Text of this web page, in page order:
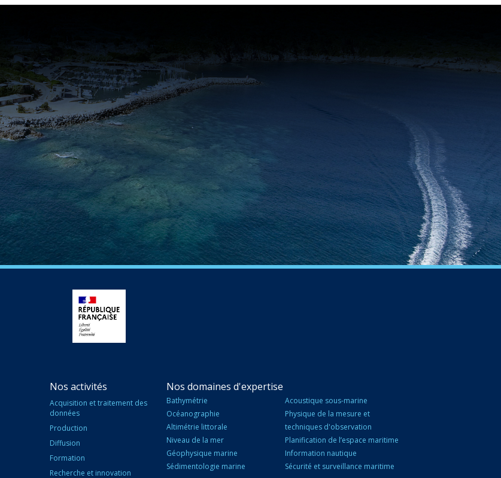
Nos activités
Acquisition et traitement des
données
Production
Diffusion
Formation
Recherche et innovation
Nos domaines d'expertise
Bathymétrie
Océanographie
Altimétrie littorale
Niveau de la mer
Géophysique marine
Sédimentologie marine
Acoustique sous-marine
Physique de la mesure et
techniques d'observation
Planification de l’espace maritime
Information nautique
Sécurité et surveillance maritime